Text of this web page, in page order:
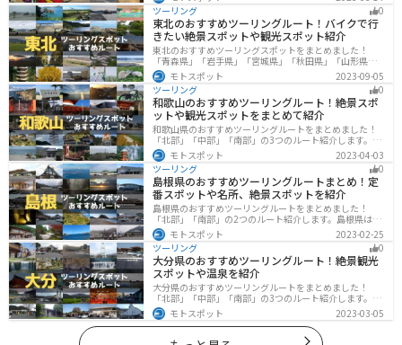
などを歴史や自然を満喫するツーリングができます。バ
イクで栃木県にツーリングに行く際は参考にしてくださ
い。
ツーリング
0
東北のおすすめツーリングルート！バイクで行
きたい絶景スポットや観光スポット紹介
東北のおすすめツーリングスポットをまとめました！
「青森県」「岩手県」「宮城県」「秋田県」「山形県」
「福島県」の各県の観光地紹介します。自然豊かな山々
や湖、温泉地が点在し、四季折々の景色を楽しめるスポ
ットが多数あります。バイクで東北にツーリングに行く
際は参考にしてください。
モトスポット
2023-09-05
ツーリング
0
和歌山のおすすめツーリングルート！絶景スポ
ットや観光スポットをまとめて紹介
和歌山県のおすすめツーリングルートをまとめました！
「北部」「中部」「南部」の3つのルート紹介します。海
と山に囲まれた自然豊かなエリアが広がり、様々な楽し
み方ができます。バイクで和歌山県にツーリングに行く
際は参考にしてください。
モトスポット
2023-04-03
ツーリング
0
島根県のおすすめツーリングルートまとめ！定
番スポットや名所、絶景スポットを紹介
島根県のおすすめツーリングルートをまとめました！
「北部」「南部」の2つのルート紹介します。島根県は、
海と山が近く、1日で全然違う景色を堪能することができ
ます。バイクで島根県にツーリングに行く際は参考にし
てください。
モトスポット
2023-02-25
ツーリング
0
大分県のおすすめツーリングルート！絶景観光
スポットや温泉を紹介
大分県のおすすめツーリングルートをまとめました！
「北部」「中部」「南部」の3つのルート紹介します。阿
蘇の雄大な自然を満喫できるスポットや温泉を満喫する
ツーリングができます。バイクで大分県にツーリングに
行く際は参考にしてください。
モトスポット 2023-03-05